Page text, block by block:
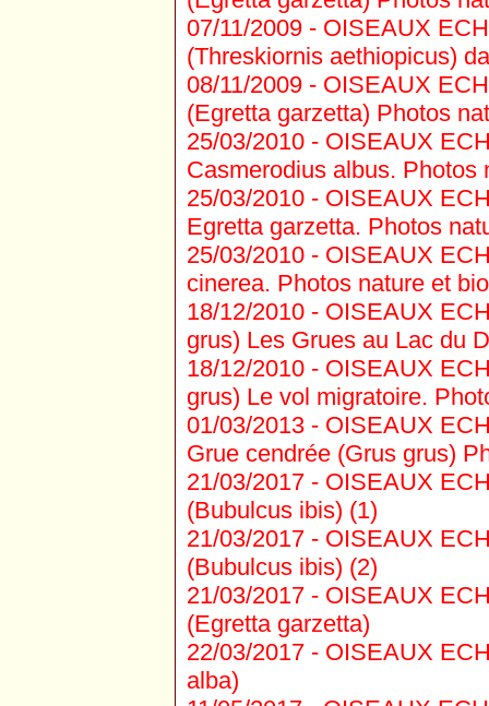
07/11/2009 - OISEAUX
(Threskiornis aethiopicus)
08/11/2009 - OISEAUX
(Egretta garzetta) Photos
25/03/2010 - OISEAUX
Casmerodius albus. Photos
25/03/2010 - OISEAUX
Egretta garzetta. Photos
25/03/2010 - OISEAUX
cinerea. Photos nature et
18/12/2010 - OISEAUX
grus) Les Grues au Lac du
18/12/2010 - OISEAUX
grus) Le vol migratoire.
01/03/2013 - OISEAUX
Grue cendrée (Grus grus)
21/03/2017 - OISEAUX
(Bubulcus ibis) (1)
21/03/2017 - OISEAUX
(Bubulcus ibis) (2)
21/03/2017 - OISEAUX
(Egretta garzetta)
22/03/2017 - OISEAUX
alba)